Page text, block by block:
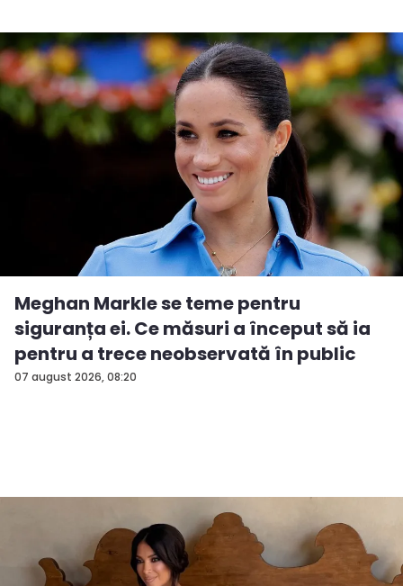
07 august 2026, 08:20
Meghan Markle se teme pentru
siguranța ei. Ce măsuri a început să ia
pentru a trece neobservată în public